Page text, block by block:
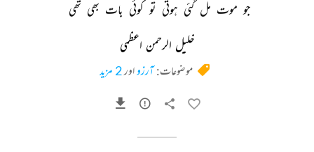
جو موت مل گئی ہوتی تو کوئی بات بھی تھی
خلیل الرحمن اعظمی
موضوعات:آرزواور2 مزید